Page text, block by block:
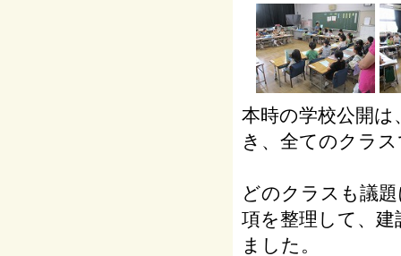
本時の学校公開
き、全てのクラ
どのクラスも議
項を整理して、
ました。